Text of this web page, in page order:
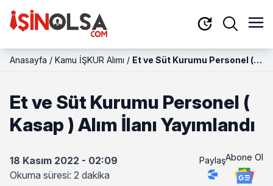
Anasayfa / Kamu İŞKUR Alımı / Et ve Süt Kurumu Personel (
Et ve Süt Kurumu Personel (
Kasap ) Alım İlanı Yayımlandı
18 Kasım 2022 - 02:09
Okuma süresi: 2 dakika
PaylaşAbone Ol